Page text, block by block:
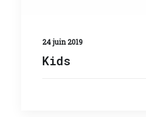
24 juin 2019
Kids